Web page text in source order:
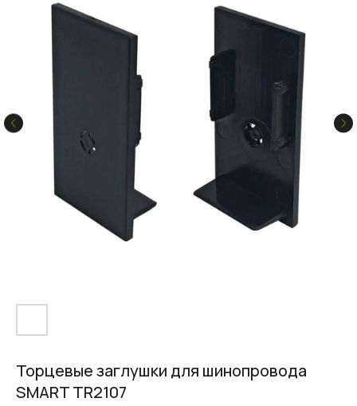
Торцевые заглушки для шинопровода
SMART TR2107